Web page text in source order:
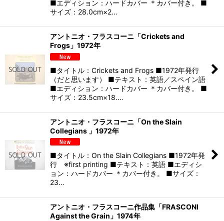
■エディション：ハードカバー ＊カバー付き。 ■
サイズ：28.0cm×2…
アントニオ・フラスコーニ「Crickets and
Frogs」1972年
■タイトル：Crickets and Frogs ■1972年発行
（だと思います） ■テキスト：英語／スペイン語
■エディション：ハードカバー ＊カバー付き。 ■
サイズ：23.5cm×18.…
アントニオ・フラスコーニ「On the Slain
Collegians 」1972年
■タイトル：On the Slain Collegians ■1972年発
行 ※first printing ■テキスト：英語 ■エディシ
ョン：ハードカバー ＊カバー付き。 ■サイズ：
23…
アントニオ・フラスコーニ作品集「FRASCONI
Against the Grain」1974年